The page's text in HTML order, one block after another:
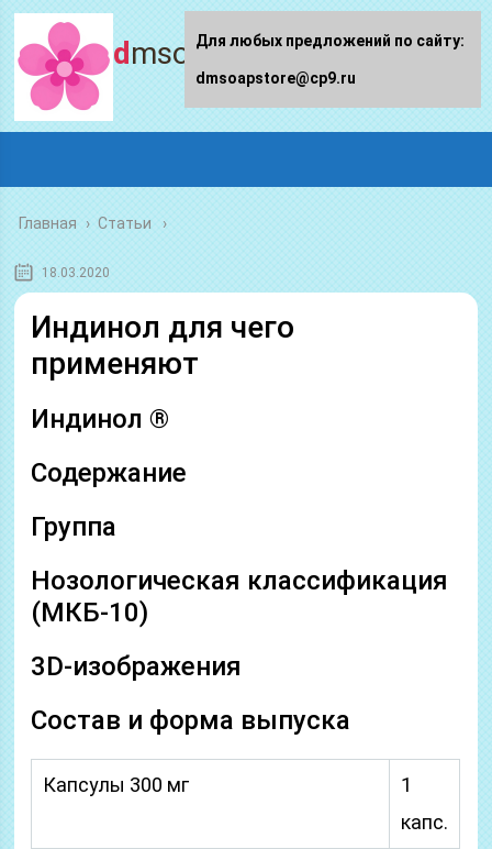
dmsoapstore.ru
Главная › Статьи
18.03.2020
Индинол для чего
применяют
Индинол ®
Содержание
Группа
Нозологическая классификация
(МКБ-10)
3D-изображения
Состав и форма выпуска
Капсулы 300 мг
1
капс.
Для любых предложений по сайту:
dmsoapstore@cp9.ru